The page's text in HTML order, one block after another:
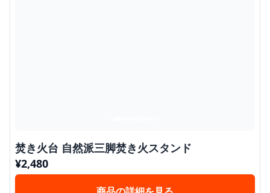
焚き火台 自然派三脚焚き火スタンド
¥2,480